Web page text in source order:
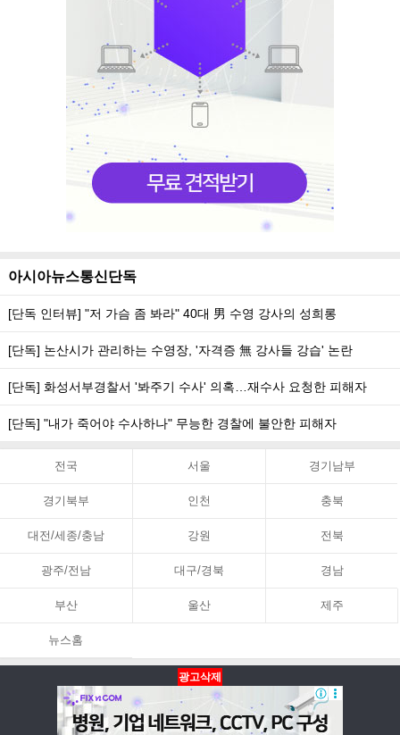
아시아뉴스통신단독
[단독 인터뷰] "저 가슴 좀 봐라" 40대 男 수영 강사의 성희롱
[단독] 논산시가 관리하는 수영장, '자격증 無 강사들 강습' 논란
[단독] 화성서부경찰서 '봐주기 수사' 의혹…재수사 요청한 피해자
[단독] "내가 죽어야 수사하나" 무능한 경찰에 불안한 피해자
전국 서울 경기남부
경기북부 인천 충북
대전/세종/충남 강원 전북
광주/전남 대구/경북 경남
부산 울산 제주
뉴스홈
뉴스홈 PC화면 맨위로
광고삭제